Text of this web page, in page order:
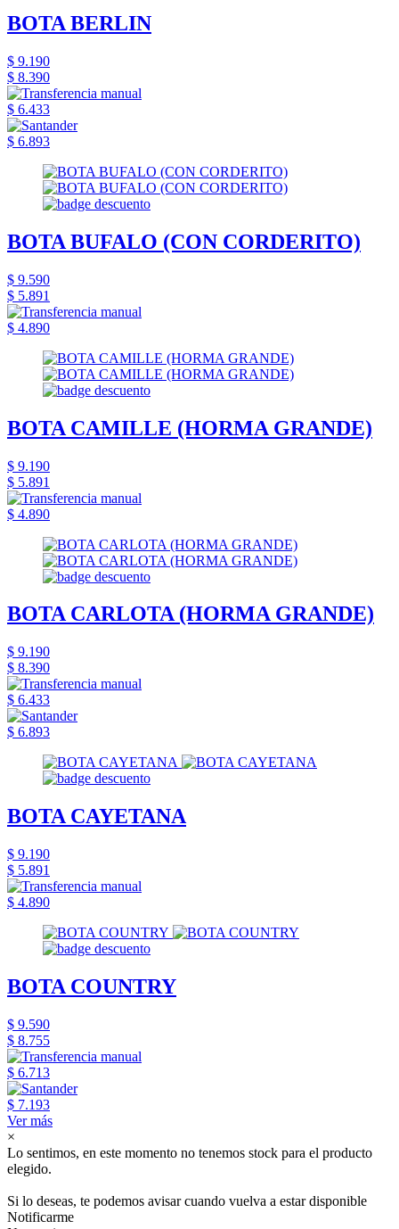
BOTA BERLIN
$ 9.190
$ 8.390
$ 6.433
$ 6.893
BOTA BUFALO (CON CORDERITO)
$ 9.590
$ 5.891
$ 4.890
BOTA CAMILLE (HORMA GRANDE)
$ 9.190
$ 5.891
$ 4.890
BOTA CARLOTA (HORMA GRANDE)
$ 9.190
$ 8.390
$ 6.433
$ 6.893
BOTA CAYETANA
$ 9.190
$ 5.891
$ 4.890
BOTA COUNTRY
$ 9.590
$ 8.755
$ 6.713
$ 7.193
Ver más
×
Lo sentimos, en este momento no tenemos stock para el producto
elegido.
Si lo deseas, te podemos avisar cuando vuelva a estar disponible
Notificarme